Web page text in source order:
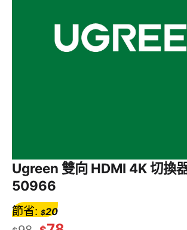
Ugreen 雙向 HDMI 4K 切換
50966
節省: $20